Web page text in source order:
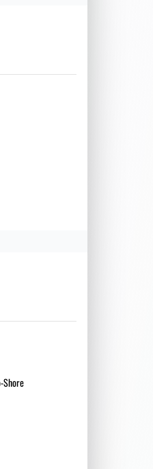
Shore